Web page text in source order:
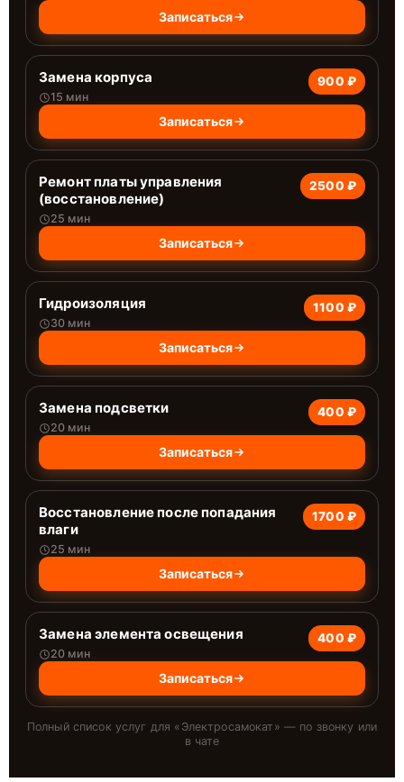
Записаться
Замена корпуса
15 мин
900 ₽
Записаться
Ремонт платы управления
(восстановление)
25 мин
2500 ₽
Записаться
Гидроизоляция
30 мин
1100 ₽
Записаться
Замена подсветки
20 мин
400 ₽
Записаться
Восстановление после попадания
влаги
25 мин
1700 ₽
Записаться
Замена элемента освещения
20 мин
400 ₽
Записаться
Полный список услуг для « Электросамокат » — по звонку или
в чате